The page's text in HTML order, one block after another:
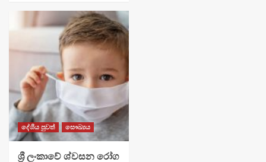
දේශීය පුවත් සෞඛ්‍යය
ශ්‍රී ලංකාවේ ශ්වසන රෝග